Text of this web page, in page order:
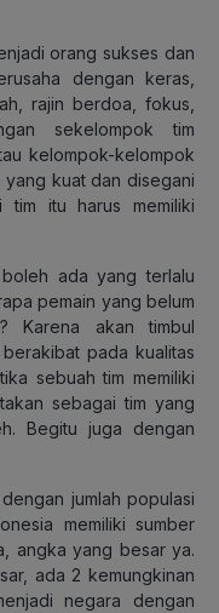
orang sukses dan
dengan keras,
rajin berdoa, fokus,
sekelompok tim
kelompok-kelompok
yang kuat dan disegani
tim itu harus memiliki
ada yang terlalu
pemain yang belum
Karena akan timbul
pada kualitas
sebuah tim memiliki
sebagai tim yang
Begitu juga dengan
jumlah populasi
memiliki sumber
angka yang besar ya.
ada 2 kemungkinan
negara dengan